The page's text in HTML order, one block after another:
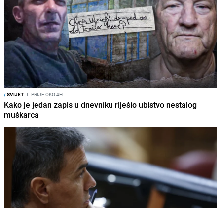
/SVIJET I PRIJE OKO 4H
Kako je jedan zapis u dnevniku riješio ubistvo nestalog
muškarca